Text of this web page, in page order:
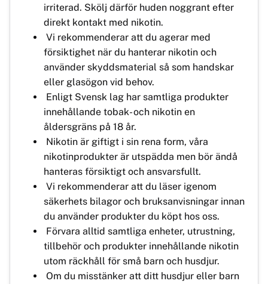
irriterad. Skölj därför huden noggrant efter
direkt kontakt med nikotin.
Vi rekommenderar att du agerar med
försiktighet när du hanterar nikotin och
använder skyddsmaterial så som handskar
eller glasögon vid behov.
Enligt Svensk lag har samtliga produkter
innehållande tobak- och nikotin en
åldersgräns på 18 år.
Nikotin är giftigt i sin rena form, våra
nikotinprodukter är utspädda men bör ändå
hanteras försiktigt och ansvarsfullt.
Vi rekommenderar att du läser igenom
säkerhets bilagor och bruksanvisningar innan
du använder produkter du köpt hos oss.
Förvara alltid samtliga enheter, utrustning,
tillbehör och produkter innehållande nikotin
utom räckhåll för små barn och husdjur.
Om du misstänker att ditt husdjur eller barn